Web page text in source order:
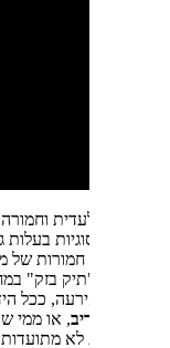
וחמורה: רשות
חמורות של מסמכי
בזק" במחצית 2017.
ככל הידוע לי,
, או ממי שהייתה לו